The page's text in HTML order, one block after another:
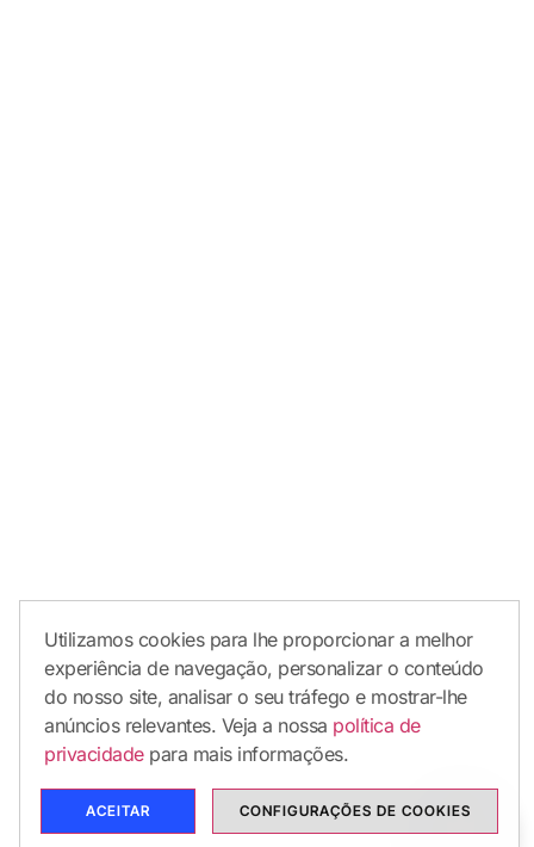
Utilizamos cookies para lhe proporcionar a melhor
experiência de navegação, personalizar o conteúdo
do nosso site, analisar o seu tráfego e mostrar-lhe
anúncios relevantes. Veja a nossa política de
privacidadepara mais informações.
ACEITAR CONFIGURAÇÕES DE COOKIES